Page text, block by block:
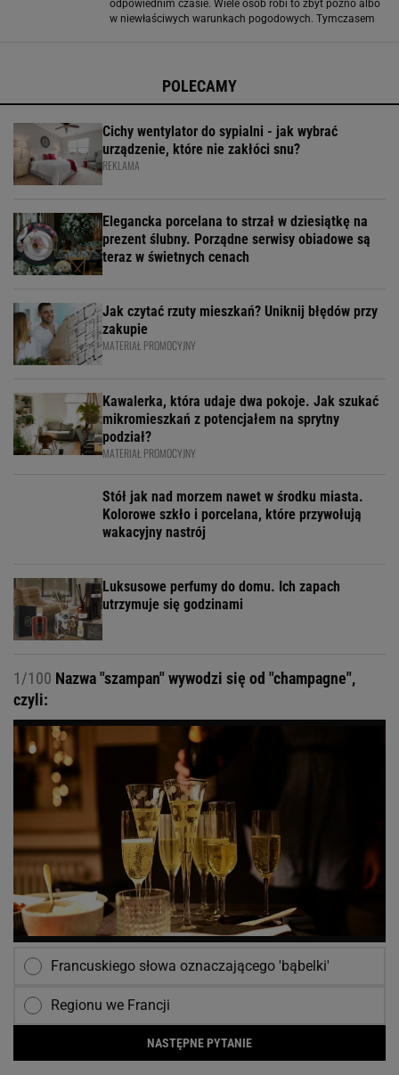
odpowiednim czasie. Wiele osób robi to zbyt późno albo
w niewłaściwych warunkach pogodowych. Tymczasem
POLECAMY
Cichy wentylator do sypialni - jak wybrać
urządzenie, które nie zakłóci snu?
REKLAMA
Elegancka porcelana to strzał w dziesiątkę na
prezent ślubny. Porządne serwisy obiadowe są
teraz w świetnych cenach
Jak czytać rzuty mieszkań? Uniknij błędów przy
zakupie
MATERIAŁ PROMOCYJNY
Kawalerka, która udaje dwa pokoje. Jak szukać
mikromieszkań z potencjałem na sprytny
podział?
MATERIAŁ PROMOCYJNY
Stół jak nad morzem nawet w środku miasta.
Kolorowe szkło i porcelana, które przywołują
wakacyjny nastrój
Luksusowe perfumy do domu. Ich zapach
utrzymuje się godzinami
1/100 Nazwa "szampan" wywodzi się od "champagne",
czyli:
Francuskiego słowa oznaczającego 'bąbelki'
Regionu we Francji
NASTĘPNE PYTANIE